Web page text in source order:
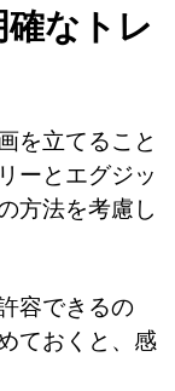
なトレ
を立てること
ーとエグジッ
方法を考慮し
容できるの
ておくと、感